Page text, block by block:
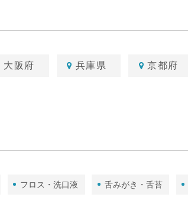
大阪府 兵庫県 京都府
フロス・洗口液 舌みがき・舌苔